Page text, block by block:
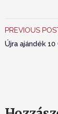
PREVIOUS
Újra ajándék